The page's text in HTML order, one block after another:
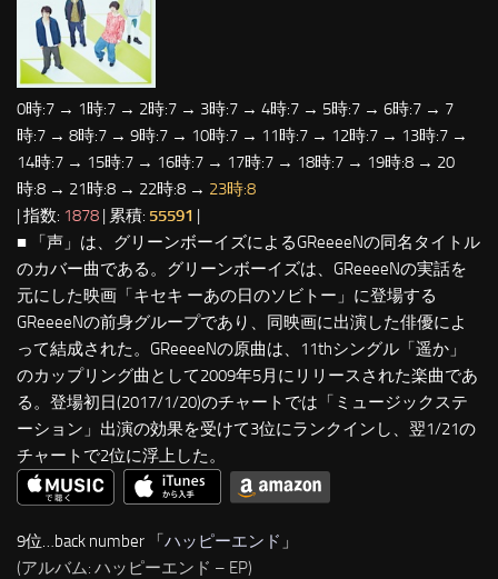
0時:7 → 1時:7 → 2時:7 → 3時:7 → 4時:7 → 5時:7 → 6時:7 → 7
時:7 → 8時:7 → 9時:7 → 10時:7 → 11時:7 → 12時:7 → 13時:7 →
14時:7 → 15時:7 → 16時:7 → 17時:7 → 18時:7 → 19時:8 → 20
時:8 → 21時:8 → 22時:8 → 23時:8
| 指数: 1878 | 累積: 55591
■ 「声」は、グリーンボーイズによるGReeeeNの同名タイトル
のカバー曲である。グリーンボーイズは、GReeeeNの実話を
元にした映画「キセキ ーあの日のソビトー」に登場する
GReeeeNの前身グループであり、同映画に出演した俳優によ
って結成された。GReeeeNの原曲は、11thシングル「遥か」
のカップリング曲として2009年5月にリリースされた楽曲であ
る。登場初日(2017/1/20)のチャートでは「ミュージックステ
ーション」出演の効果を受けて3位にランクインし、翌1/21の
チャートで2位に浮上した。
9位…back number 「ハッピーエンド 」
(アルバム: ハッピーエンド – EP)